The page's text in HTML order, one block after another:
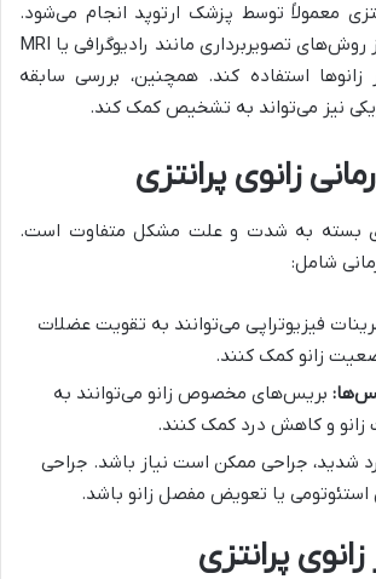
معمولاً توسط پزشک ارتوپد انجام می‌شود.
پزشک ممکن است از روش‌های تصویربرداری مانند رادیوگرافی یا MRI
زانوها استفاده کند. همچنین، بررسی سابقه
نیز می‌تواند به تشخیص کمک کند.
زانوی پرانتزی
بسته به شدت و علت مشکل متفاوت است.
شامل:
فیزیوتراپی می‌توانند به تقویت عضلات
زانو کمک کنند.
بریس‌های مخصوص زانو می‌توانند به
و کاهش درد کمک کنند.
شدید، جراحی ممکن است نیاز باشد. جراحی
استئوتومی یا تعویض مفصل زانو باشد.
پرانتزی